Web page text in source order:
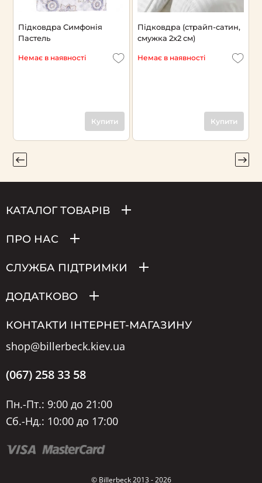
Підковдра Симфонія
Пастель
Немає в наявності
Купити
Підковдра (страйп-сатин,
смужка 2x2 см)
Немає в наявності
Купити
КАТАЛОГ ТОВАРІВ
ПРО НАС
СЛУЖБА ПІДТРИМКИ
ДОДАТКОВО
КОНТАКТИ ІНТЕРНЕТ-МАГАЗИНУ
shop@billerbeck.kiev.ua
(067) 258 33 58
Пн.-Пт.: 9:00 до 21:00
Сб.-Нд.: 10:00 до 17:00
© Billerbeck 2013 - 2026